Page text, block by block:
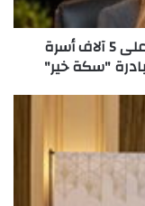
البنك الزراعي يوزع صكوك الأضاحي على 5 آلاف أسرة
"سكة خير"